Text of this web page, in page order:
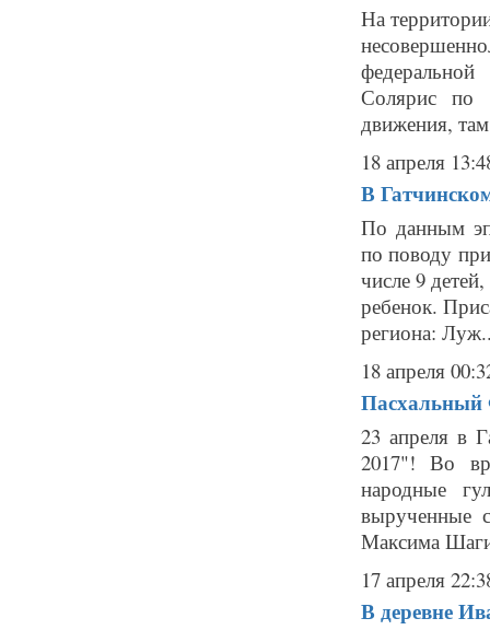
На
Солярис по
движения,
18 апреля
В
По данным
по поводу
числе 9
ребенок.
региона:
18 апреля
Пасхальный
23 апреля в
2017"! Во
народные
вырученные
Максима
17 апреля
В деревне